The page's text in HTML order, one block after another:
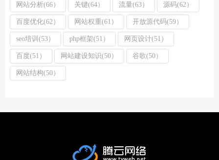
网站分析(66） 关键(64） 流量(63） 源码(62）
百度优化(62） 网站权重(61） 开放源代码(59）
seo培训(53） php框架(51） 网页设计(51）
百度(51） 网站建设知识(50） 谷歌(50）
网站结构(50）